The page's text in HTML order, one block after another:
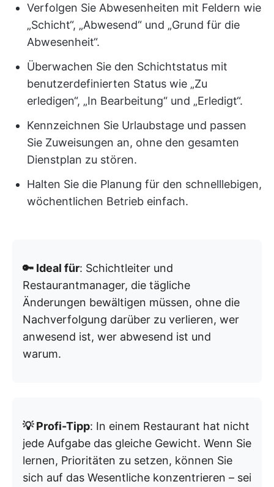
Verfolgen Sie Abwesenheiten mit Feldern wie
„Schicht“, „Abwesend“ und „Grund für die
Abwesenheit“.
Überwachen Sie den Schichtstatus mit
benutzerdefinierten Status wie „Zu
erledigen“, „In Bearbeitung“ und „Erledigt“.
Kennzeichnen Sie Urlaubstage und passen
Sie Zuweisungen an, ohne den gesamten
Dienstplan zu stören.
Halten Sie die Planung für den schnelllebigen,
wöchentlichen Betrieb einfach.
🔑 Ideal für: Schichtleiter und
Restaurantmanager, die tägliche
Änderungen bewältigen müssen, ohne die
Nachverfolgung darüber zu verlieren, wer
anwesend ist, wer abwesend ist und
warum.
💡 Profi-Tipp: In einem Restaurant hat nicht
jede Aufgabe das gleiche Gewicht. Wenn Sie
lernen, Prioritäten zu setzen, können Sie
sich auf das Wesentliche konzentrieren – sei